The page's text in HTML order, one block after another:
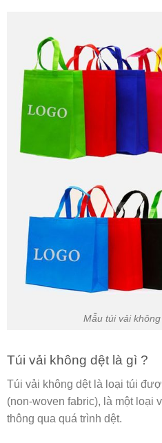
Mẫu túi vải
Túi vải không dệt là gì ?
Túi vải không dệt là loại túi
(non-woven fabric), là một loại
thông qua quá trình dệt.